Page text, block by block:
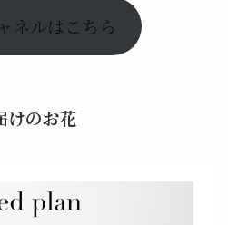
ネルはこちら
けのお花